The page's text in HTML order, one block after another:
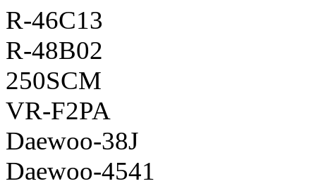
R-46C13
R-48B02
250SCM
VR-F2PA
Daewoo-38J
Daewoo-4541